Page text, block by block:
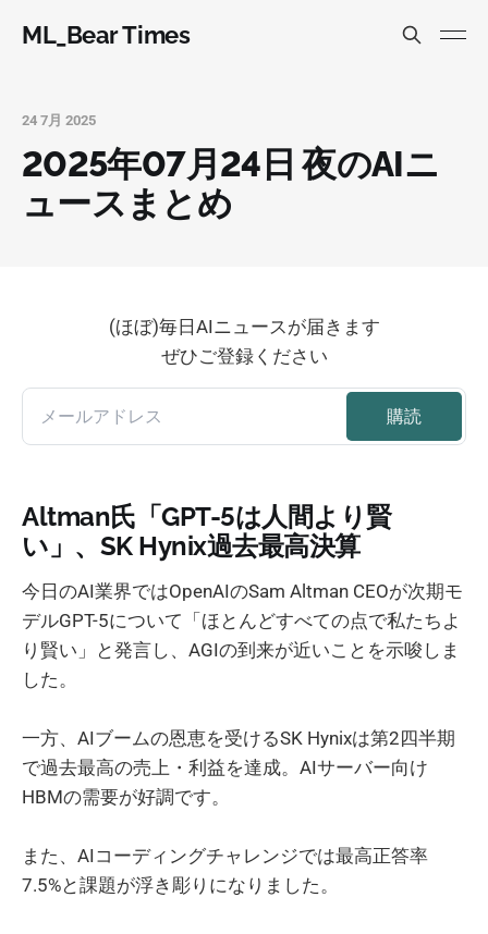
ML_Bear Times
24 7月 2025
2025年07月24日 夜のAIニ
ュースまとめ
(ほぼ)毎日AIニュースが届きます
ぜひご登録ください
Altman氏「GPT-5は人間より賢
い」、SK Hynix過去最高決算
今日のAI業界ではOpenAIのSam Altman CEOが次期モ
デルGPT-5について「ほとんどすべての点で私たちよ
り賢い」と発言し、AGIの到来が近いことを示唆しま
した。
一方、AIブームの恩恵を受けるSK Hynixは第2四半期
で過去最高の売上・利益を達成。AIサーバー向け
HBMの需要が好調です。
また、AIコーディングチャレンジでは最高正答率
7.5%と課題が浮き彫りになりました。